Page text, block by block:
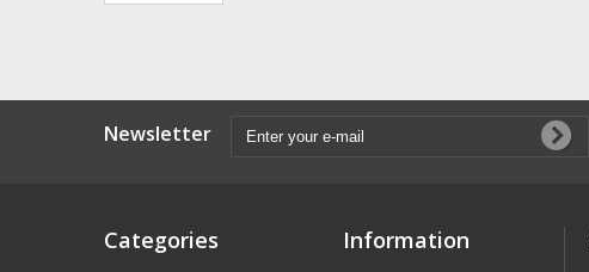
Newsletter
Categories Information